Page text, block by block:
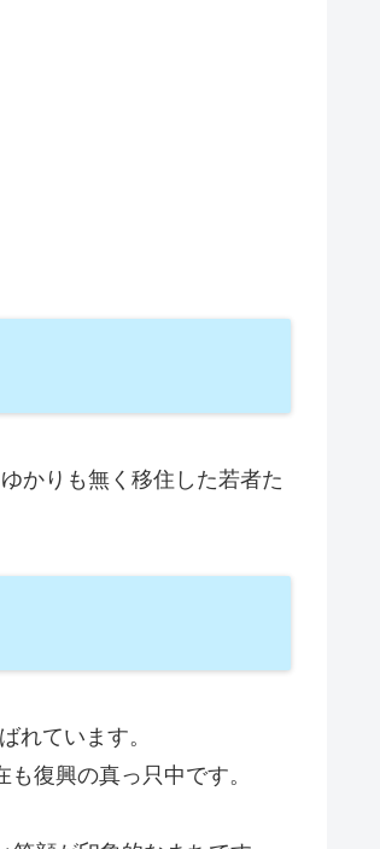
かりも無く移住した若者た
れています。
復興の真っ只中です。